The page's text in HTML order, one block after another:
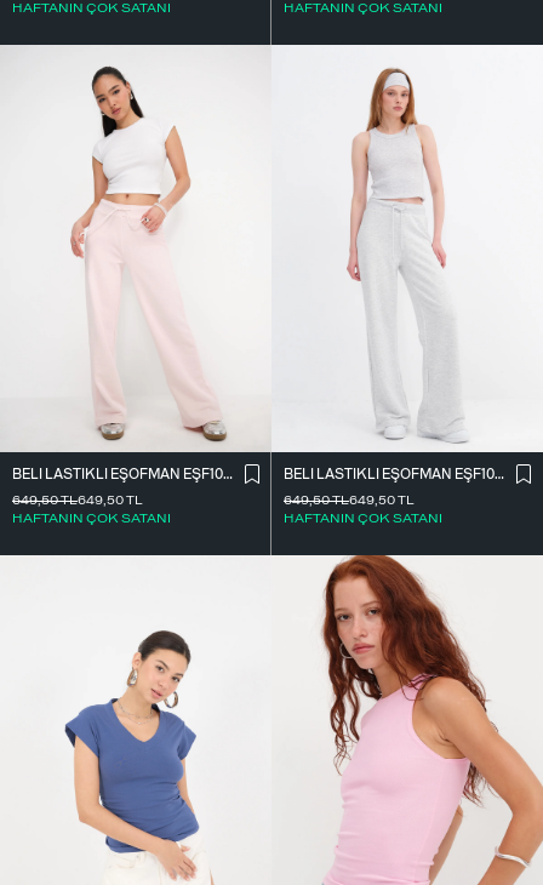
HAFTANIN ÇOK SATANI
HAFTANIN ÇOK SATANI
BELI LASTIKLI EŞOFMAN EŞF10308-P10
649,50TL
HAFTANIN ÇOK SATANI
649,50TL
BELI LASTIKLI EŞOFMAN EŞF10308-P10
649,50TL
HAFTANIN ÇOK SATANI
649,50TL